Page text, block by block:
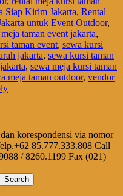
Siap Kirim Jakarta, Rental
untuk Event Outdoor,
taman event jakarta,
taman event, sewa kursi
jakarta, sewa kursi taman
, sewa meja kursi taman
meja taman outdoor, vendor
korespondensi via nomor
85.777.333.808 Call
/ 8260.1199 Fax (021)